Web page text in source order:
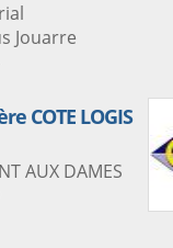
Jouarre
COTE LOGIS
AUX DAMES